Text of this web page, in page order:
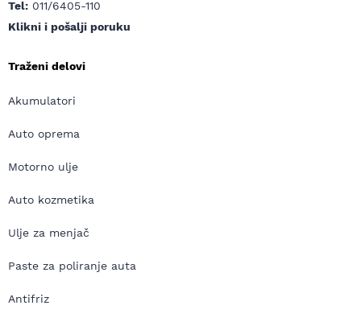
Tel: 011/6405-110
Klikni i pošalji poruku
Traženi delovi
Akumulatori
Auto oprema
Motorno ulje
Auto kozmetika
Ulje za menjač
Paste za poliranje auta
Antifriz